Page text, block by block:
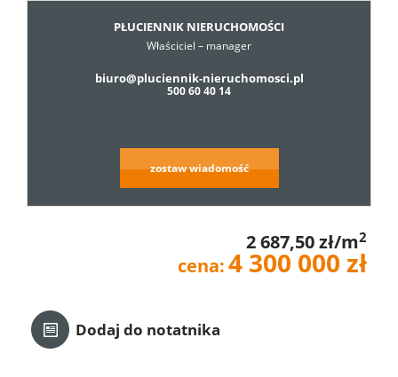
Cennik
PŁUCIENNIK NIERUCHOMOŚCI
Właściciel – manager
biuro@pluciennik-nieruchomosci.pl
500 60 40 14
zostaw wiadomość
2 687,50 zł/m2
cena:4 300 000 zł
Dodaj do notatnika